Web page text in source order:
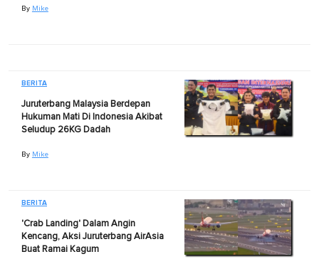
By Mike
BERITA
Juruterbang Malaysia Berdepan
Hukuman Mati Di Indonesia Akibat
Seludup 26KG Dadah
By Mike
BERITA
'Crab Landing' Dalam Angin
Kencang, Aksi Juruterbang AirAsia
Buat Ramai Kagum